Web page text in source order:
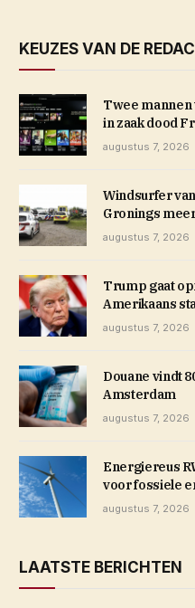
KEUZES VAN DE
Twee
in zaak dood
augustus 7, 2026
Windsurfer
Gronings
augustus 7, 2026
Trump gaat
Amerikaans
augustus 7, 2026
Douane vindt
Amsterdam
augustus 7, 2026
Energiereus
voor fossiele
augustus 7, 2026
LAATSTE BERICHTEN